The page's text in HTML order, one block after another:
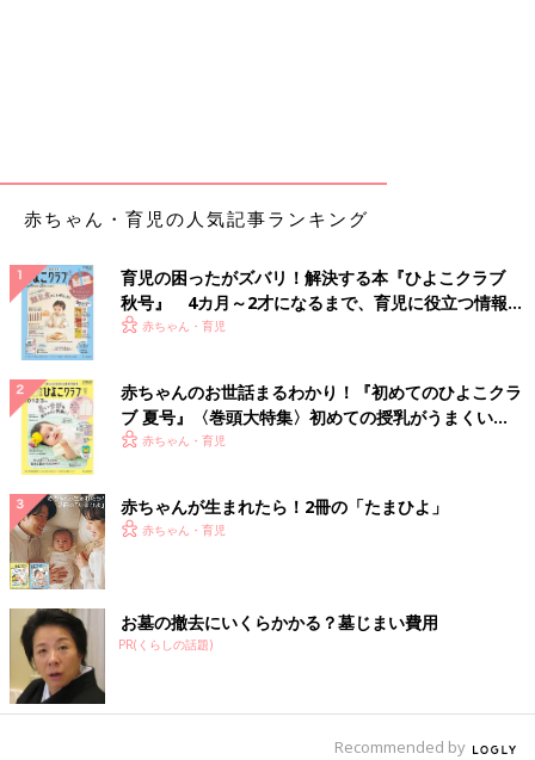
赤ちゃん・育児の人気記事ランキング
育児の困ったがズバリ！解決する本『ひよこクラブ
秋号』 4カ月～2才になるまで、育児に役立つ情報が
いっぱい！
赤ちゃん・育児
赤ちゃんのお世話まるわかり！『初めてのひよこクラ
ブ 夏号』〈巻頭大特集〉初めての授乳がうまくい
く！ おっぱい・ミルクの基本と夏のトラブル 解決テ
赤ちゃん・育児
赤ちゃんが生まれたら！2冊の「たまひよ」
赤ちゃん・育児
お墓の撤去にいくらかかる？墓じまい費用
PR(くらしの話題)
Recommended by